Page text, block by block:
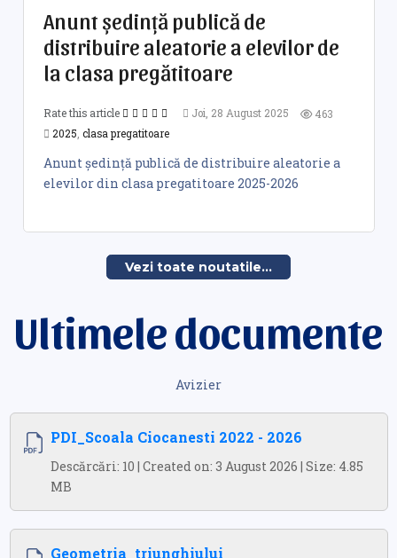
Anunt şedinţă publică de
distribuire aleatorie a elevilor de
la clasa pregătitoare
Rate this article Joi, 28 August 2025
463
2025, clasa pregatitoare
Anunt şedinţă publică de distribuire aleatorie a
elevilor din clasa pregatitoare 2025-2026
Vezi toate noutatile...
Ultimele documente
Avizier
PDI_Scoala Ciocanesti 2022 - 2026
Descărcări: 10 | Created on: 3 August 2026 | Size: 4.85
MB
Geometria_triunghiului